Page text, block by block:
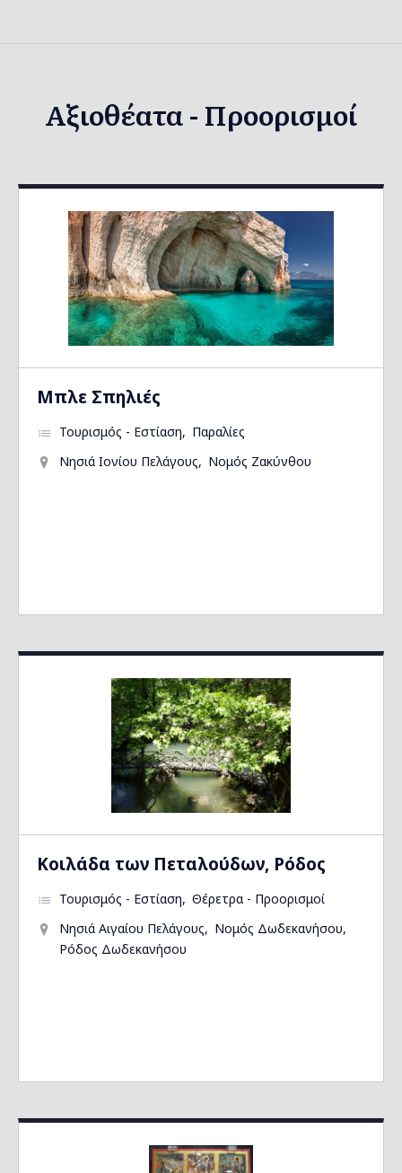
Αξιοθέατα - Προορισμοί
Μπλε Σπηλιές
Τουρισμός - Εστίαση
Παραλίες
Νησιά Ιονίου Πελάγους
Νομός Ζακύνθου
Kοιλάδα των Πεταλούδων, Ρόδος
Τουρισμός - Εστίαση
Θέρετρα - Προορισμοί
Νησιά Αιγαίου Πελάγους
Νομός Δωδεκανήσου
Ρόδος Δωδεκανήσου